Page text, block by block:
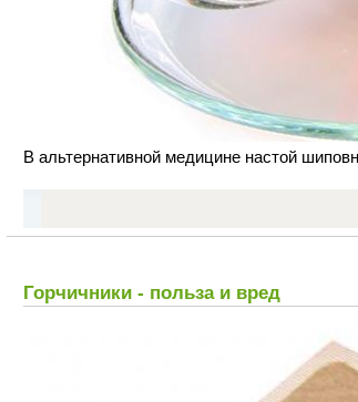
В альтернативной медицине настой
Горчичники - польза и вред